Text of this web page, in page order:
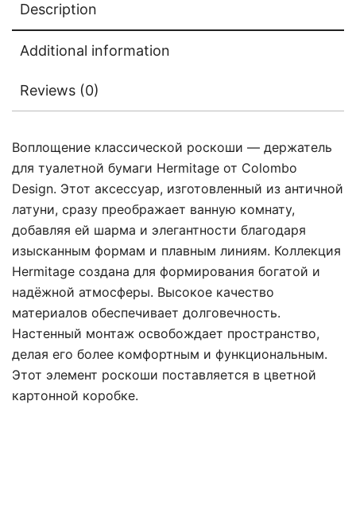
Description
Additional information
Reviews (0)
Воплощение классической роскоши — держатель
для туалетной бумаги Hermitage от Colombo
Design. Этот аксессуар, изготовленный из античной
латуни, сразу преображает ванную комнату,
добавляя ей шарма и элегантности благодаря
изысканным формам и плавным линиям. Коллекция
Hermitage создана для формирования богатой и
надёжной атмосферы. Высокое качество
материалов обеспечивает долговечность.
Настенный монтаж освобождает пространство,
делая его более комфортным и функциональным.
Этот элемент роскоши поставляется в цветной
картонной коробке.